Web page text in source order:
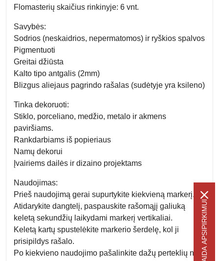
Flomasterių skaičius rinkinyje: 6 vnt.
Savybės:
Sodrios (neskaidrios, nepermatomos) ir ryškios spalvos
Pigmentuoti
Greitai džiūsta
Kalto tipo antgalis (2mm)
Blizgus aliejaus pagrindo rašalas (sudėtyje yra ksileno)
Tinka dekoruoti:
Stiklo, porceliano, medžio, metalo ir akmens
paviršiams.
Rankdarbiams iš popieriaus
Namų dekorui
Įvairiems dailės ir dizaino projektams
Naudojimas:
Prieš naudojimą gerai supurtykite kiekvieną markerį.
Atidarykite dangtelį, paspauskite rašomąjį galiuką
keletą sekundžių laikydami markerį vertikaliai.
Keletą kartų spustelėkite markerio šerdelę, kol ji
prisipildys rašalo.
Po kiekvieno naudojimo pašalinkite dažų perteklių nuo